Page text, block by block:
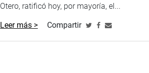
Otero, ratificó hoy, por mayoría, el...
Leer más > Compartir